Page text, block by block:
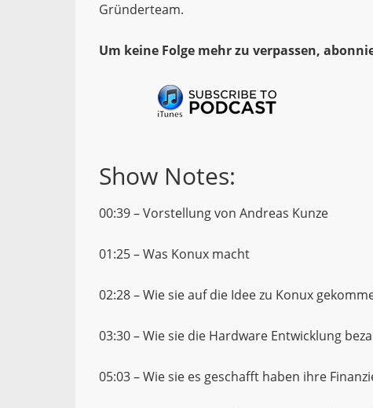
Gründerteam.
Um keine Folge mehr zu verpassen,
Show Notes:
00:39 – Vorstellung von Andreas Kunze
01:25 – Was Konux macht
02:28 – Wie sie auf die Idee zu Konux
03:30 – Wie sie die Hardware Entwicklung
05:03 – Wie sie es geschafft haben ihre